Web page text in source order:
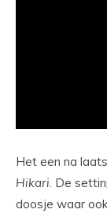
Het een na
Hikari. De
doosje waar